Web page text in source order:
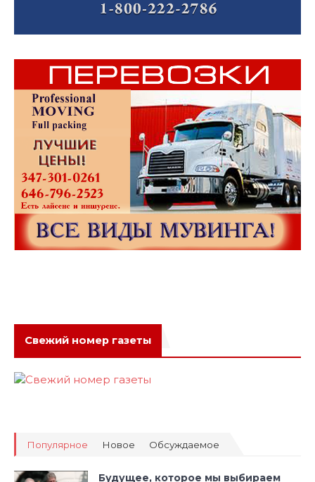
Свежий номер газеты
Популярное Новое Обсуждаемое
Будущее, которое мы выбираем